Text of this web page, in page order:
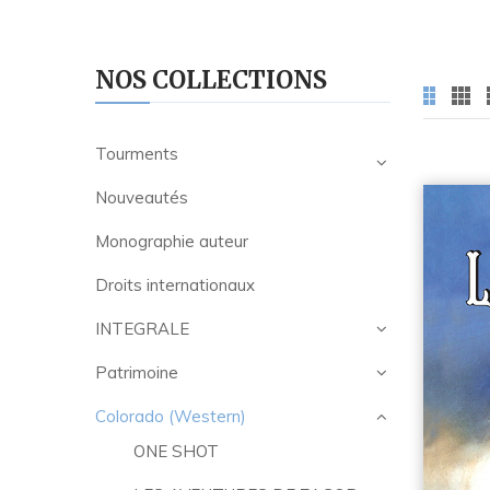
NOS COLLECTIONS
Tourments
Nouveautés
Monographie auteur
Droits internationaux
INTEGRALE
Patrimoine
Colorado (Western)
ONE SHOT